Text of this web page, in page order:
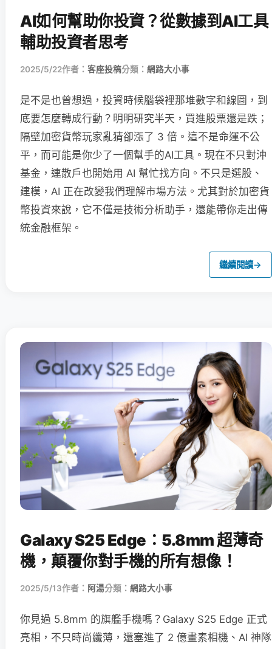
AI如何幫助你投資？從數據到AI工具
輔助投資者思考
2025/5/22作者： 客座投稿分類： 網路大小事
是不是也曾想過，投資時候腦袋裡那堆數字和線圖，到
底要怎麼轉成行動？明明研究半天，買進股票還是跌；
隔壁加密貨幣玩家亂猜卻漲了 3 倍。這不是命運不公
平，而可能是你少了一個幫手的AI工具。現在不只對沖
基金，連散戶也開始用 AI 幫忙找方向。不只是選股、
建模，AI 正在改變我們理解市場方法。尤其對於加密貨
幣投資來說，它不僅是技術分析助手，還能帶你走出傳
統金融框架。
繼續閱讀→
Galaxy S25 Edge：5.8mm 超薄奇
機，顛覆你對手機的所有想像！
2025/5/13作者： 阿湯分類： 網路大小事
你見過 5.8mm 的旗艦手機嗎？Galaxy S25 Edge 正式
亮相，不只時尚纖薄，還塞進了 2 億畫素相機、AI 神隊